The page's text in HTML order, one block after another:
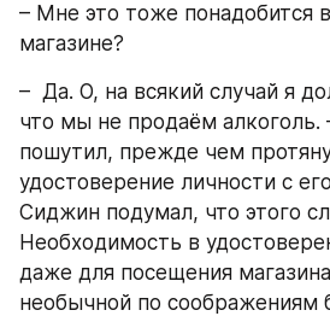
– Мне это тоже понадобится
магазине?
–  Да. О, на всякий случай я
что мы не продаём алкоголь.
пошутил, прежде чем
удостоверение личности с
Сиджин подумал, что этого
Необходимость в
даже для посещения
необычной по соображениям